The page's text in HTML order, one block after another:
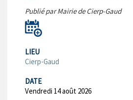
Publié par Mairie de Cierp-Gaud
LIEU
Cierp-Gaud
DATE
Vendredi 14 août 2026